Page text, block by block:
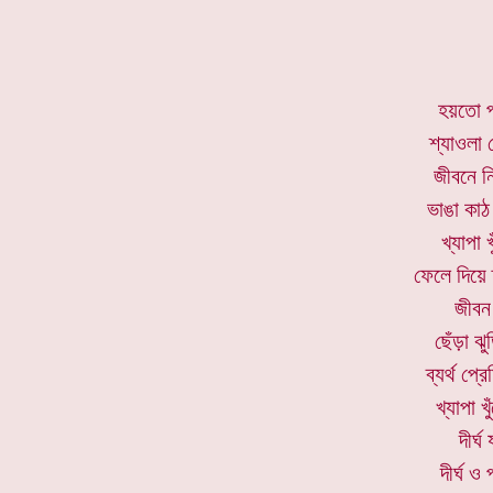
হয়তো
শ্যাওলা
জীবনে
ভাঙা
খ্যাপা
ফেলে
জীবন
ছেঁড়া
ব্যর্থ
খ্যাপা
দীর্ঘ